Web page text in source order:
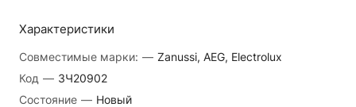
Характеристики
Совместимые марки: — Zanussi, AEG, Electrolux
Код — ЗЧ20902
Состояние — Новый